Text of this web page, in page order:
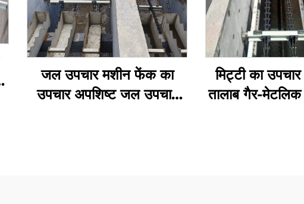
जल उपचार मशीन फेंक का
उपचार अपशिष्ट जल उपचार
मिट्टी का
तालाब गैर-